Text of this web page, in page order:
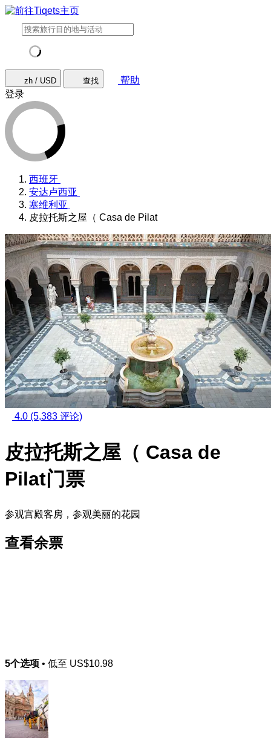
zh / USD 查找
帮助
登录
西班牙
安达卢西亚
塞维利亚
皮拉托斯之屋（ Casa de Pilat
4.0 (5,383 评论)
皮拉托斯之屋（ Casa de
Pilat门票
参观宫殿客房，参观美丽的花园
查看余票
5个选项 • 低至 US$10.98